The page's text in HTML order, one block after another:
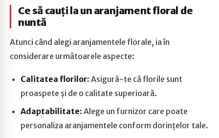
Ce să cauți la un aranjament floral de
nuntă
Atunci când alegi aranjamentele florale, ia în
considerare următoarele aspecte:
Calitatea florilor: Asigură-te că florile sunt
proaspete și de o calitate superioară.
Adaptabilitate: Alege un furnizor care poate
personaliza aranjamentele conform dorințelor tale.